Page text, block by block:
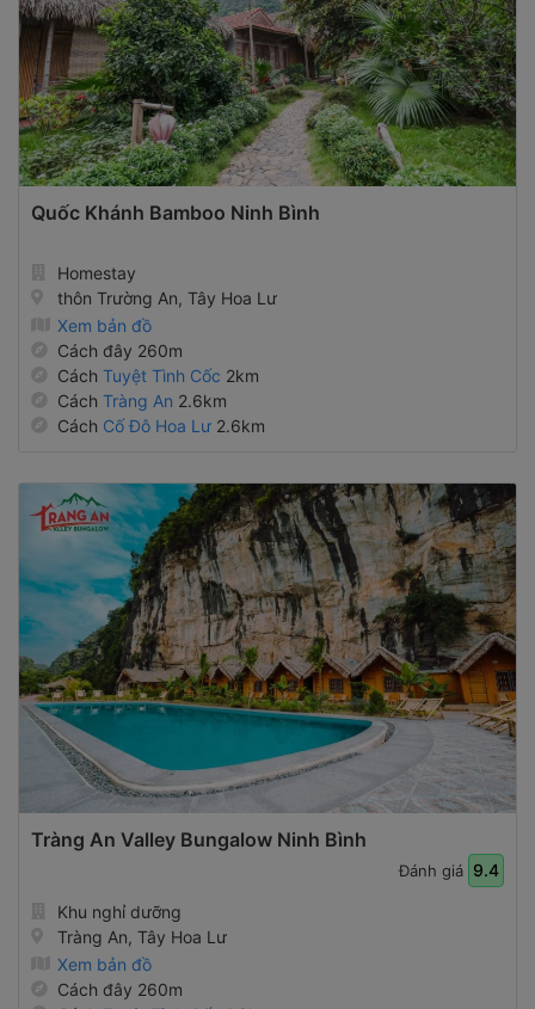
thôn Trường An, Tây Hoa Lư
Xem bản đồ
Cách đây 260m
Cách Tuyệt Tình Cốc
Cách Tràng An2.6km
Cách Cố Đô Hoa Lư2.6km
9.4
Tràng An, Tây Hoa Lư
Xem bản đồ
Cách đây 260m
Cách Tuyệt Tình Cốc